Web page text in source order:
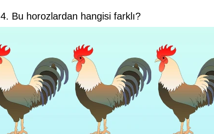
4. Bu horozlardan hangisi farklı?